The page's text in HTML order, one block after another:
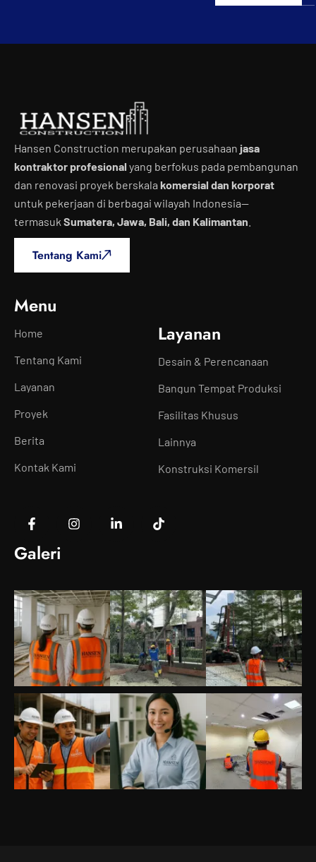
Hansen Construction merupakan perusahaan jasa
kontraktor profesional yang berfokus pada pembangunan
dan renovasi proyek berskala komersial dan korporat
untuk pekerjaan di berbagai wilayah Indonesia—
termasuk Sumatera, Jawa, Bali, dan Kalimantan
Tentang Kami
Menu
Home
Tentang Kami
Layanan
Proyek
Berita
Kontak Kami
Layanan
Desain & Perencanaan
Bangun Tempat Produksi
Fasilitas Khusus
Lainnya
Konstruksi Komersil
Galeri